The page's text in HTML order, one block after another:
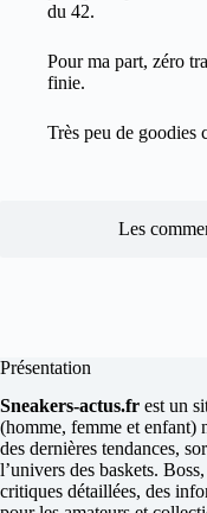
du 42.
Pour ma part, zéro
finie.
Très peu de goodies
Les
Présentation
Sneakers-actus.fr est un
(homme, femme et enfant)
des dernières tendances,
l’univers des baskets.
critiques détaillées, des